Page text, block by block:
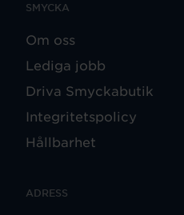
SMYCKA
Om oss
Lediga jobb
Driva Smyckabutik
Integritetspolicy
Hållbarhet
ADRESS